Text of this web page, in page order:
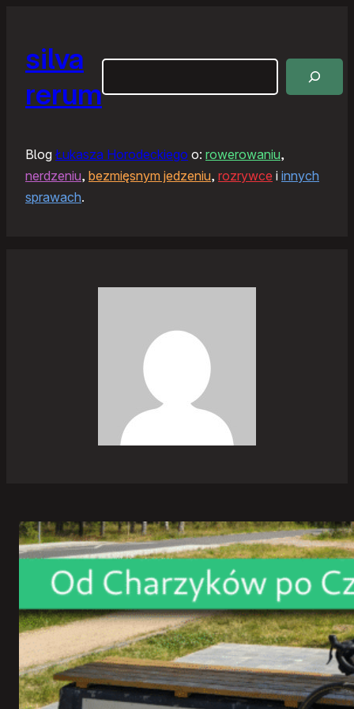
silva
rerum
Blog Łukasza Horodeckiego o: rowerowaniu,
nerdzeniu, bezmięsnym jedzeniu, rozrywce i innych
sprawach.